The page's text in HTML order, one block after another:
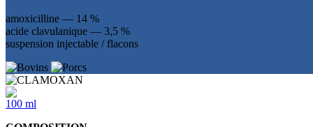
amoxicilline — 14 %
acide clavulanique — 3,5 %
suspension injectable / flacons
100 ml